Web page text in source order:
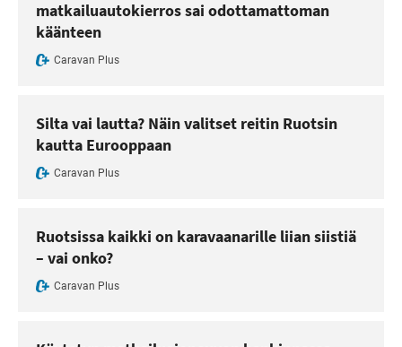
matkailuautokierros sai odottamattoman
käänteen
Caravan Plus
Silta vai lautta? Näin valitset reitin Ruotsin
kautta Eurooppaan
Caravan Plus
Ruotsissa kaikki on karavaanarille liian siistiä
– vai onko?
Caravan Plus